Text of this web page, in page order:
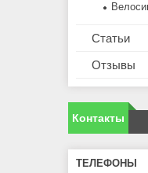
Статьи
Отзывы
Контакты